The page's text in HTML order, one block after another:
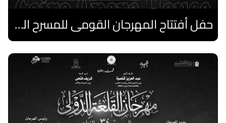
حفل أفتتاح المهرجان القومى للمسرح الصرى
اقرا المزيد